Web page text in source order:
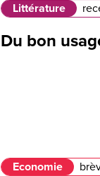
Littérature
Du bon
Economie